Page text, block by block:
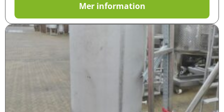
Mer information